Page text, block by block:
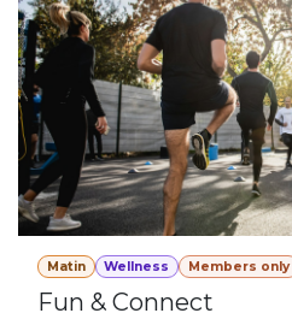
Matin Wellness Members only
Fun & Connect